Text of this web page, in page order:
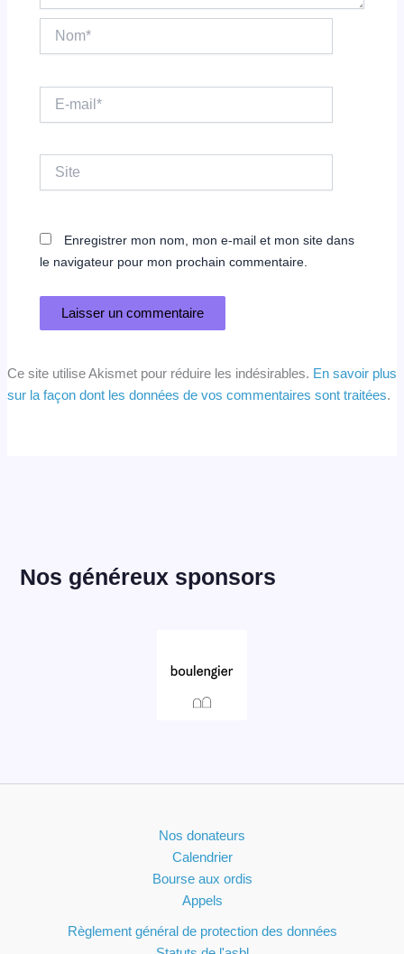
Nom*
mail*
Site
Enregistrer mon nom, mon e-mail et mon site dans
le navigateur pour mon prochain commentaire.
Ce site utilise Akismet pour réduire les indésirables. En savoir plus
sur la façon dont les données de vos commentaires sont traitées.
Nos généreux sponsors
Nos donateurs
Calendrier
Bourse aux ordis
Appels
Règlement général de protection des données